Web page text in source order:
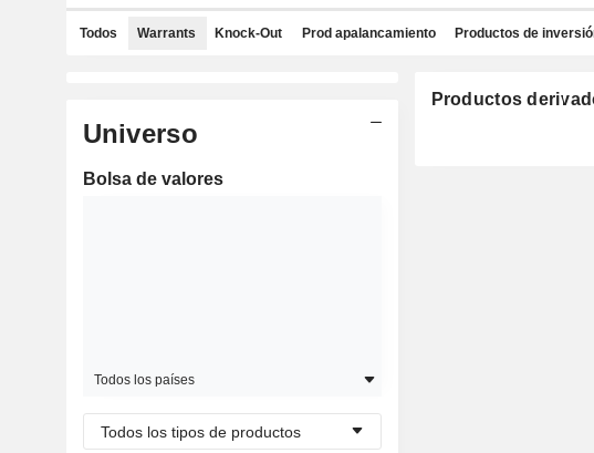
Todos Warrants Knock-Out Prod apalancamiento Productos de
Universo
Bolsa de valores
Todos los países
Todos los tipos de productos
Productos